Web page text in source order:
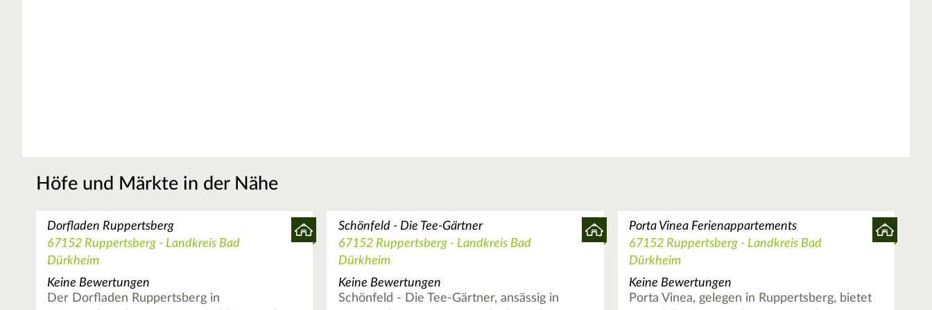
Höfe und Märkte in der Nähe
Dorfladen Ruppertsberg
67152 Ruppertsberg - Landkreis Bad
Dürkheim
Keine Bewertungen
Der Dorfladen Ruppertsberg in
Schönfeld - Die Tee-Gärtner
67152 Ruppertsberg - Landkreis Bad
Dürkheim
Keine Bewertungen
Schönfeld - Die Tee-Gärtner, ansässig in
Porta Vinea Ferienappartements
67152 Ruppertsberg - Landkreis Bad
Dürkheim
Keine Bewertungen
Porta Vinea, gelegen in Ruppertsberg, bietet